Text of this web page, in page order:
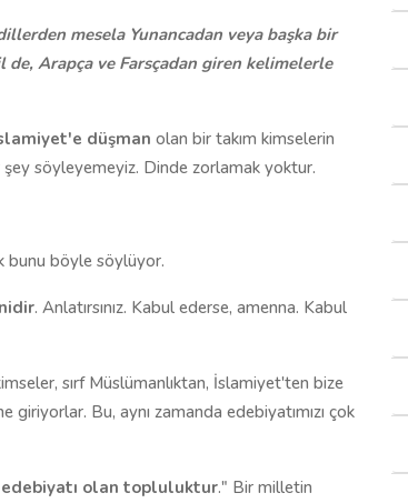
mesela Yunancadan veya başka bir
Arapça ve Farsçadan giren kelimelerle
düşman olan bir takım kimselerin
söyleyemeyiz. Dinde zorlamak yoktur.
bunu böyle söylüyor.
. Anlatırsınız. Kabul ederse, amenna. Kabul
sırf Müslümanlıktan, İslamiyet'ten bize
Bu, aynı zamanda edebiyatımızı çok
olan topluluktur." Bir milletin